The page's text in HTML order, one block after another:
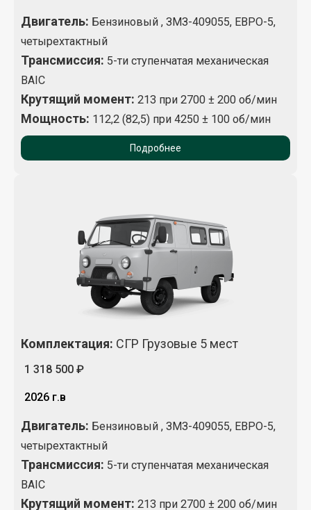
Двигатель: Бензиновый , ЗМЗ-409055, ЕВРО-5,
четырехтактный
Трансмиссия: 5-ти ступенчатая механическая
BAIC
Крутящий момент: 213 при 2700 ± 200 об/мин
Мощность: 112,2 (82,5) при 4250 ± 100 об/мин
Подробнее
Комплектация: СГР Грузовые 5 мест
1 318 500 ₽
2026 г.в
Двигатель: Бензиновый , ЗМЗ-409055, ЕВРО-5,
четырехтактный
Трансмиссия: 5-ти ступенчатая механическая
BAIC
Крутящий момент: 213 при 2700 ± 200 об/мин